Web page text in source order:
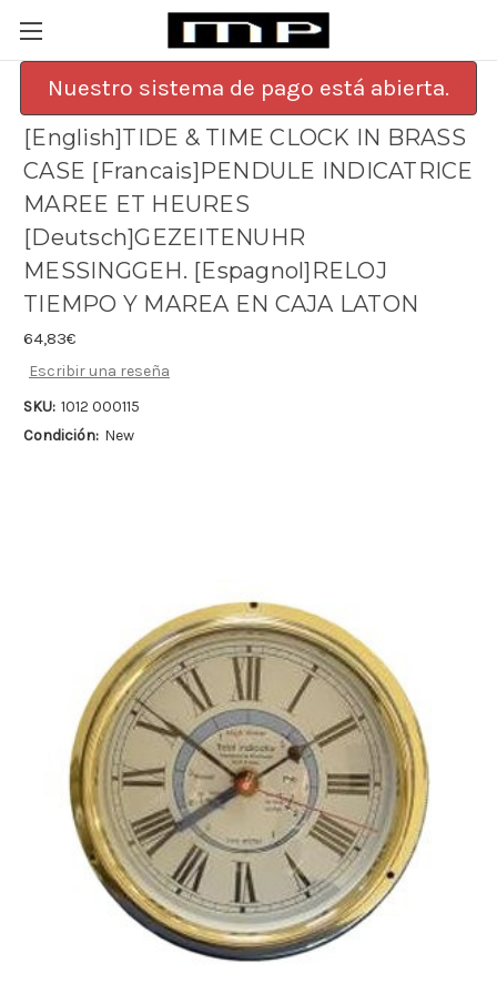
Nuestro sistema de pago está abierta.
[English]TIDE & TIME CLOCK IN BRASS
CASE [Francais]PENDULE INDICATRICE
MAREE ET HEURES
[Deutsch]GEZEITENUHR
MESSINGGEH. [Espagnol]RELOJ
TIEMPO Y MAREA EN CAJA LATON
64,83€
Escribir una reseña
SKU: 1012 000115
Condición: New